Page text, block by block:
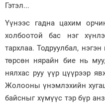
Гэтэл...
Үүнээс гадна цахим
холбоотой бас нэг
тархлаа. Тодруулбал,
төрсөн нярайн бие нь
нялхас руу үүр цүүрээр
Жолооны үнэмлэхийн
байсныг хүмүүс тэр бүр